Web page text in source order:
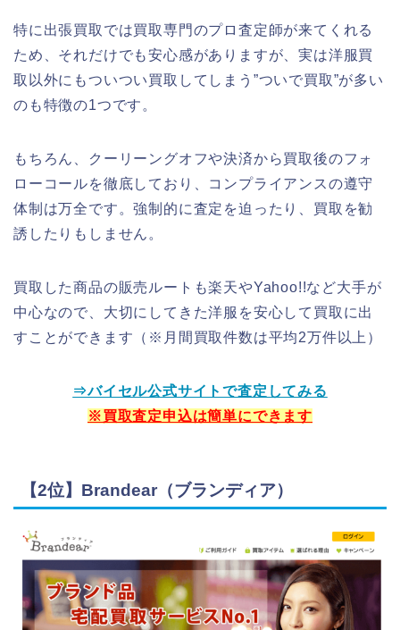
特に出張買取では買取専門のプロ査定師が来てくれる
ため、それだけでも安心感がありますが、実は洋服買
取以外にもついつい買取してしまう”ついで買取”が多い
のも特徴の1つです。
もちろん、クーリーングオフや決済から買取後のフォ
ローコールを徹底しており、コンプライアンスの遵守
体制は万全です。強制的に査定を迫ったり、買取を勧
誘したりもしません。
買取した商品の販売ルートも楽天やYahoo!!など大手が
中心なので、大切にしてきた洋服を安心して買取に出
すことができます（※月間買取件数は平均2万件以上）
⇒バイセル公式サイトで査定してみる
※買取査定申込は簡単にできます
【2位】Brandear（ブランディア）